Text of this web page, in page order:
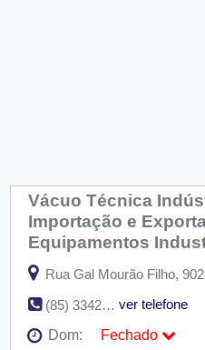
Vácuo Técnica
Importação e
Equipamentos
Rua Gal Mourão Filho,
(85) 3342-9100
ver telefone
Dom:
Fechado